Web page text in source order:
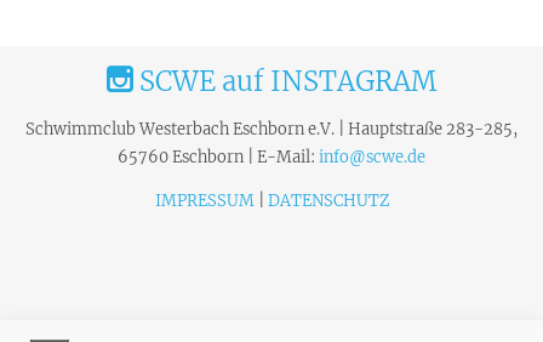
SCWE auf INSTAGRAM
Schwimmclub Westerbach Eschborn e.V. | Hauptstraße 283-285,
65760 Eschborn | E-Mail: info@scwe.de
IMPRESSUM| DATENSCHUTZ